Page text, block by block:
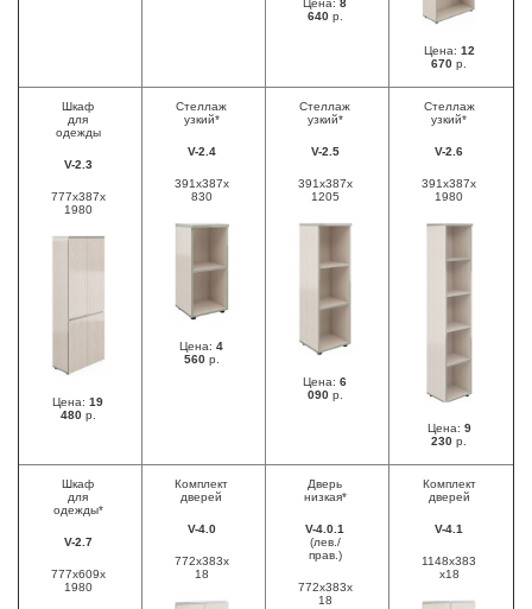
Цена: 8
640р.
Цена: 12
670 р.
Шкаф
для
одежды
V-2.3
777x387x
1980
Цена: 19
480р.
Стеллаж
узкий*
V-2.4
391x387x
830
Цена: 4
560р.
Стеллаж
узкий*
V-2.5
391х387х
1205
Цена: 6
090р.
Стеллаж
узкий*
V-2.6
391х387х
1980
Цена: 9
230 р.
Шкаф
для
одежды*
V-2.7
777x609x
1980
Комплект
дверей
V-4.0
772x383x
18
Дверь
низкая*
V-4.0.1
(лев./
прав.)
772x383x
18
Комплект
дверей
V-4.1
1148х383
х18